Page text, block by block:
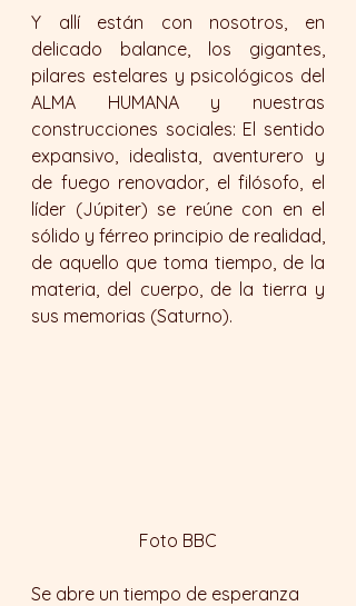
Y allí están con nosotros, en
delicado balance, los gigantes,
pilares estelares y psicológicos del
ALMA HUMANA y nuestras
construcciones sociales: El sentido
expansivo, idealista, aventurero y
de fuego renovador, el filósofo, el
líder (Júpiter) se reúne con en el
sólido y férreo principio de realidad,
de aquello que toma tiempo, de la
materia, del cuerpo, de la tierra y
sus memorias (Saturno).
Foto BBC
Se abre un tiempo de esperanza